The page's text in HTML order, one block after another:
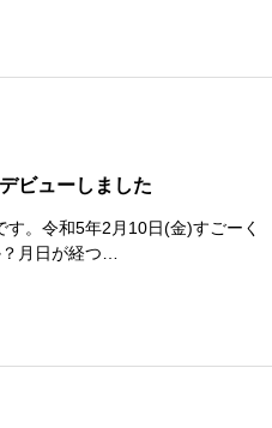
ビューしました
。令和5年2月10日(金)すごーく
月日が経つ…